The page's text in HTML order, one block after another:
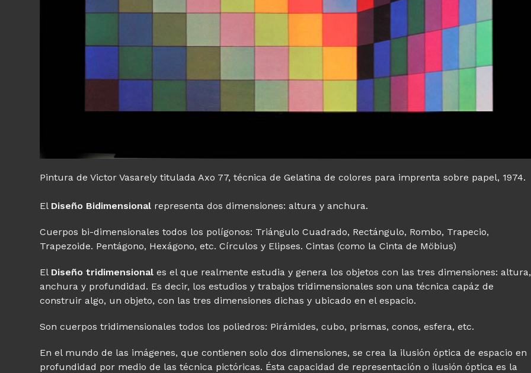
Pintura de Victor Vasarely titulada Axo 77, técnica de Gelatina de colores para imprenta sobre papel, 1974.
El Diseño Bidimensional representa dos dimensiones: altura y anchura.
Cuerpos bi-dimensionales todos los polígonos: Triángulo Cuadrado, Rectángulo, Rombo, Trapecio,
Trapezoide. Pentágono, Hexágono, etc. Círculos y Elipses. Cintas (como la Cinta de Möbius)
El Diseño tridimensional es el que realmente estudia y genera los objetos con las tres dimensiones: altura,
anchura y profundidad. Es decir, los estudios y trabajos tridimensionales son una técnica capáz de
construir algo, un objeto, con las tres dimensiones dichas y ubicado en el espacio.
Son cuerpos tridimensionales todos los poliedros: Pirámides, cubo, prismas, conos, esfera, etc.
En el mundo de las imágenes, que contienen solo dos dimensiones, se crea la ilusión óptica de espacio en
profundidad por medio de las técnica pictóricas. Ésta capacidad de representación o ilusión óptica es la